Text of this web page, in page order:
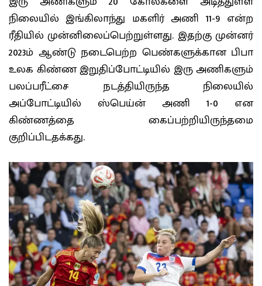
நிலையில் இங்கிலாந்து மகளிர் அணி 11-9 என்ற
ரீதியில் முன்னிலைப்பெற்றுள்ளது. இதற்கு முன்னர்
2023ம் ஆண்டு நடைபெற்ற பெண்களுக்கான பிபா
உலக கிண்ண இறுதிப்போட்டியில் இரு அணிகளும்
பலப்பரீட்சை நடத்தியிருந்த நிலையில்
அப்போட்டியில் ஸ்பெய்ன் அணி 1-0 என
கிண்ணத்தை கைப்பற்றியிருந்தமை
குறிப்பிடதக்கது.